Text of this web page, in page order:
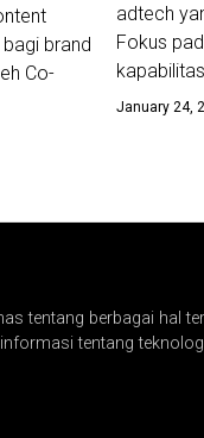
brand
Co-
adtech
Fokus
January 24,
tentang berbagai hal
tentang